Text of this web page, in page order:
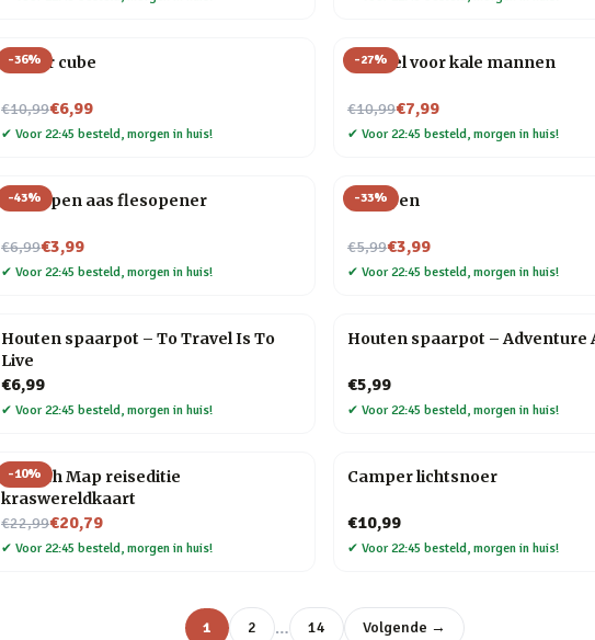
-36%
Finger cube
€10,99
Nu voor€6,99
✔ Voor 22:45 besteld, morgen in huis!
-27%
Borstel voor kale mannen
€10,99
Nu voor€7,99
✔ Voor 22:45 besteld, morgen in huis!
-43%
Schoppen aas flesopener
€6,99
Nu voor€3,99
✔ Voor 22:45 besteld, morgen in huis!
-33%
Veer pen
€5,99
Nu voor€3,99
✔ Voor 22:45 besteld, morgen in huis!
Houten spaarpot – To Travel Is To
Live
€6,99
✔ Voor 22:45 besteld, morgen in huis!
Houten spaarpot – Adventure
€5,99
✔ Voor 22:45 besteld, morgen in huis!
-10%
Scratch Map reiseditie
kraswereldkaart
€22,99
Nu voor€20,79
✔ Voor 22:45 besteld, morgen in huis!
Camper lichtsnoer
€10,99
✔ Voor 22:45 besteld, morgen in huis!
1 2 … 14 Volgende →